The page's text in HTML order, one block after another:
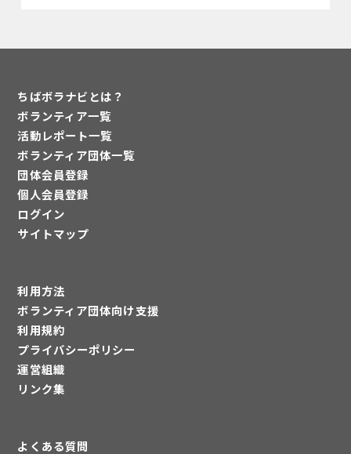
ちばボラナビとは？
ボランティア一覧
活動レポート一覧
ボランティア団体一覧
団体会員登録
個人会員登録
ログイン
サイトマップ
利用方法
ボランティア団体向け支援
利用規約
プライバシーポリシー
運営組織
リンク集
よくある質問